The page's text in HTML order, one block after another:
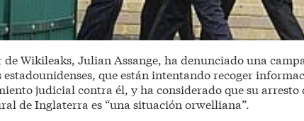
Wikileaks, Julian Assange, ha denunciado una
que están intentando recoger
judicial contra él, y ha considerado que su
de Inglaterra es “una situación orwelliana”.